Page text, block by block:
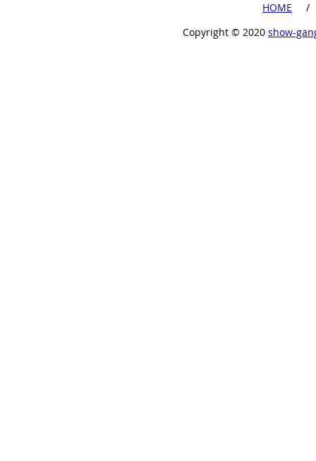
​HOME
​ /
Copyright ©︎ 2020 show-